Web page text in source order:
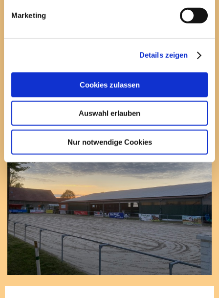
Marketing
Details zeigen
Cookies zulassen
Auswahl erlauben
Nur notwendige Cookies
Espelkamper Reitertage
09. April
Osterfeuer
19. Februar
2023
Karnevalsparty der
2022
22. Oktober
2022 Bauerngolfen Gasthaus